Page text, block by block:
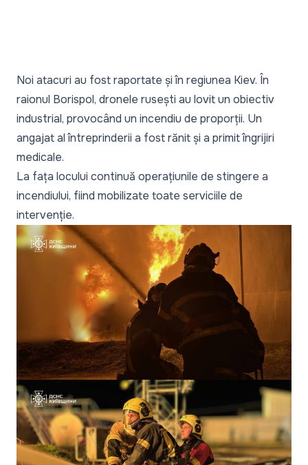
Noi atacuri au fost raportate și în regiunea Kiev. În
raionul Borispol, dronele rusești au lovit un obiectiv
industrial, provocând un incendiu de proporții. Un
angajat al întreprinderii a fost rănit și a primit îngrijiri
medicale.
La fața locului continuă operațiunile de stingere a
incendiului, fiind mobilizate toate serviciile de
intervenție.